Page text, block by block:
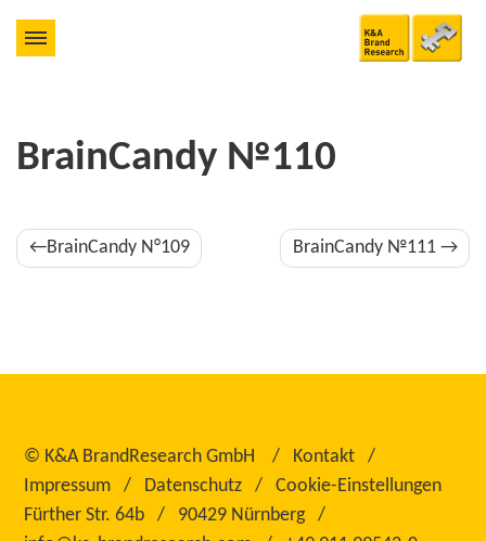
BrainCandy №110
Beitragsnavigation
BrainCandy N°109 BrainCandy №111
© K&A BrandResearch GmbH
Kontakt
Impressum
Datenschutz
Cookie-Einstellungen
Fürther Str. 64b
90429 Nürnberg